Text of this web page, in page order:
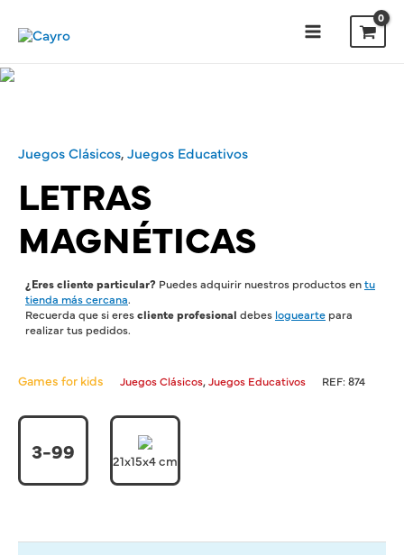
Juegos Clásicos,Juegos Educativos
LETRAS
MAGNÉTICAS
¿Eres cliente particular? Puedes adquirir nuestros productos entu
tienda más cercana.
Recuerda que si erescliente profesional debes loguearte para
realizar tus pedidos.
Games for kids Juegos Clásicos,Juegos Educativos REF:874
3-99 21x15x4 cm